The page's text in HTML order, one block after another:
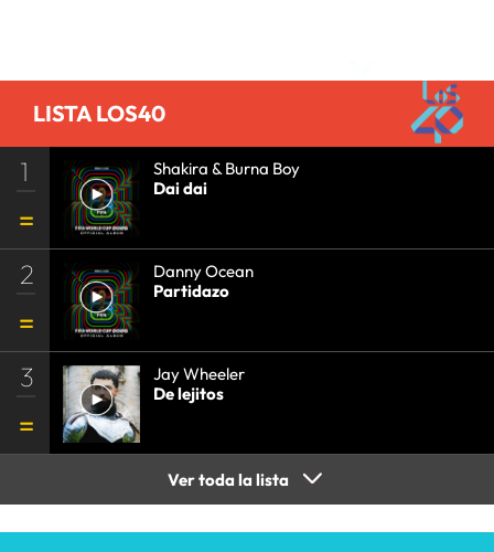
LISTA LOS40
1
Shakira & Burna Boy
Dai dai
2
Danny Ocean
Partidazo
3
Jay Wheeler
De lejitos
Ver toda la lista